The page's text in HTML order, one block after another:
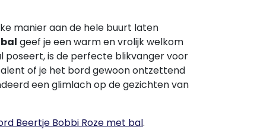
manier aan de hele buurt laten
geef je een warm en vrolijk welkom
poseert, is de perfecte blikvanger voor
of je het bord gewoon ontzettend
een glimlach op de gezichten van
Beertje Bobbi Roze met bal.